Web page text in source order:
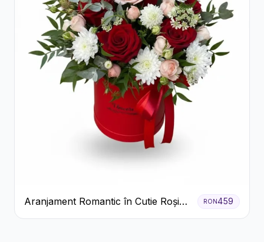
Aranjament Romantic în Cutie Roșie
cu Trandafiri și Crizanteme
RON459